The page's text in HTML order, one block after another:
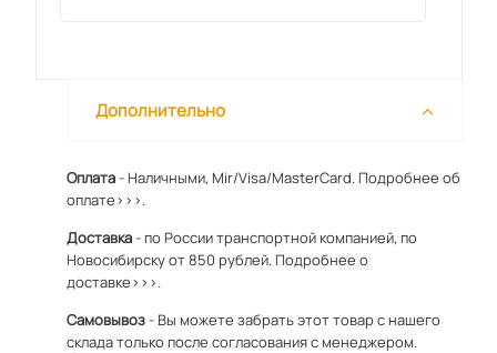
Дополнительно
Оплата- Наличными, Mir/Visa/MasterCard. Подробнее об
оплате>>>.
Доставка- по России транспортной компанией, по
Новосибирску от 850 рублей. Подробнее о
доставке>>>.
Самовывоз- Вы можете забрать этот товар с нашего
склада только после согласования с менеджером.